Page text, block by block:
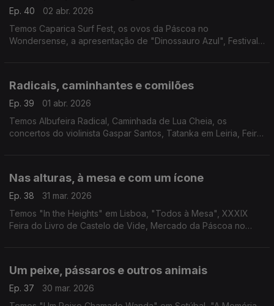
Ep. 40
02 abr. 2026
Temos Caparica Surf Fest, os ovos da Páscoa no
Wondersense, a apresentação de "Dinossauro Azul", Festival
Radicais, caminhantes e comilões
Ep. 39
01 abr. 2026
Temos Albufeira Radical, Caminhada de Lua Cheia, os
concertos do violinista Gaspar Santos, Tatanka em Leiria, Feira
Nas alturas, à mesa e com um ícone
Ep. 38
31 mar. 2026
Temos "In the Heights" em Lisboa, "Todos à Mesa", XXXIX
Feira do Livro de Castelo de Vide, Mercado da Páscoa no
Um peixe, pássaros e outros animais
Ep. 37
30 mar. 2026